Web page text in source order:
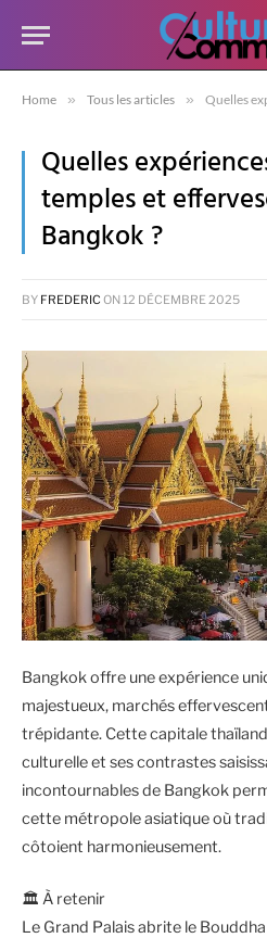
Home » Tous les articles » Quelles
Quelles
temples et
Bangkok ?
BY FREDERIC ON 12 DÉCEMBRE 2025
Bangkok offre une expérience
majestueux, marchés
trépidante. Cette capitale
culturelle et ses contrastes
incontournables de Bangkok
cette métropole asiatique où
côtoient harmonieusement.
🏛️ À retenir
Le Grand Palais abrite le